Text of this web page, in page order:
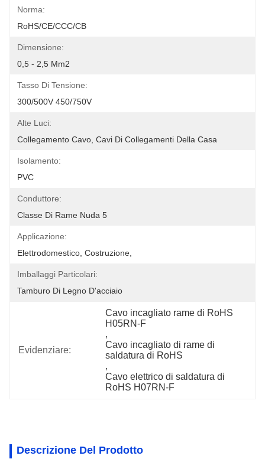
Norma:
RoHS/CE/CCC/CB
Dimensione:
0,5 - 2,5 Mm2
Tasso Di Tensione:
300/500V 450/750V
Alte Luci:
Collegamento Cavo, Cavi Di Collegamenti Della Casa
Isolamento:
PVC
Conduttore:
Classe Di Rame Nuda 5
Applicazione:
Elettrodomestico, Costruzione,
Imballaggi Particolari:
Tamburo Di Legno D'acciaio
Evidenziare:
Cavo incagliato rame di RoHS
H05RN-F
,
Cavo incagliato di rame di
saldatura di RoHS
,
Cavo elettrico di saldatura di
RoHS H07RN-F
Descrizione Del Prodotto